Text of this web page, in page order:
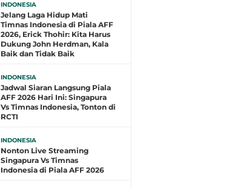
INDONESIA
Jelang Laga Hidup Mati
Timnas Indonesia di Piala AFF
2026, Erick Thohir: Kita Harus
Dukung John Herdman, Kala
Baik dan Tidak Baik
INDONESIA
Jadwal Siaran Langsung Piala
AFF 2026 Hari Ini: Singapura
Vs Timnas Indonesia, Tonton di
RCTI
INDONESIA
Nonton Live Streaming
Singapura Vs Timnas
Indonesia di Piala AFF 2026